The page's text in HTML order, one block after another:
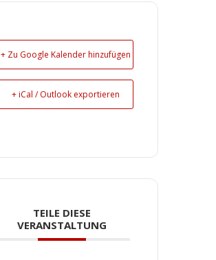
+ Zu Google Kalender hinzufügen
+ iCal / Outlook exportieren
TEILE DIESE
VERANSTALTUNG